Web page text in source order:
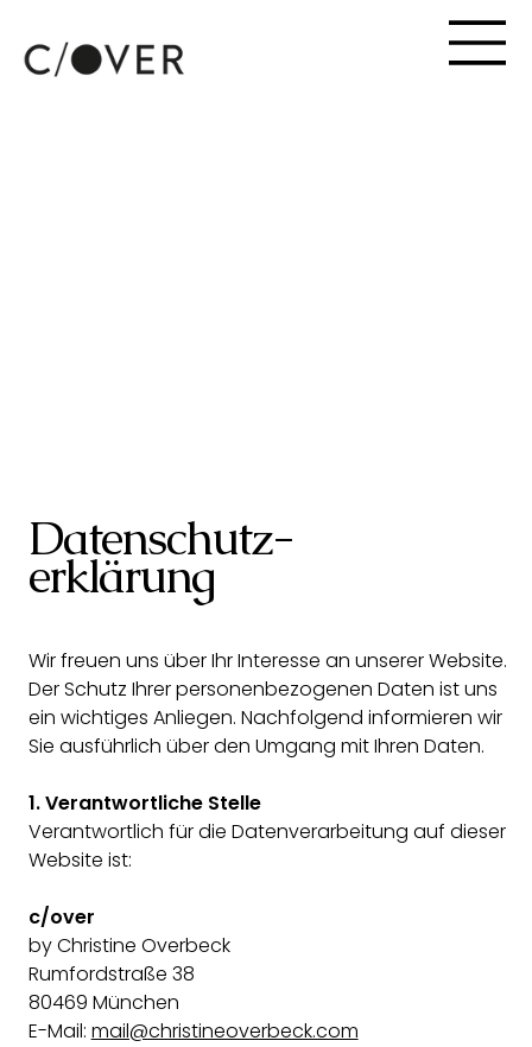
Datenschutz-
erklärung
Wir freuen uns über Ihr Interesse an unserer Website.
Der Schutz Ihrer personenbezogenen Daten ist uns
ein wichtiges Anliegen. Nachfolgend informieren wir
Sie ausführlich über den Umgang mit Ihren Daten.
1. Verantwortliche Stelle
Verantwortlich für die Datenverarbeitung auf dieser
Website ist:
c/over
by Christine Overbeck
Rumfordstraße 38
80469 München
E-Mail: mail@christineoverbeck.com